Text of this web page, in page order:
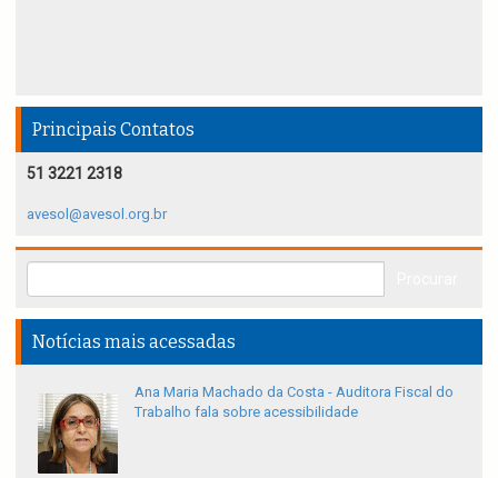
Principais Contatos
51 3221 2318
avesol@avesol.org.br
Notícias mais acessadas
Ana Maria Machado da Costa - Auditora Fiscal do
Trabalho fala sobre acessibilidade